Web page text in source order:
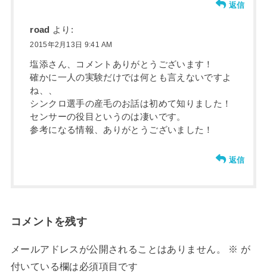
返信
road より:
2015年2月13日 9:41 AM
塩添さん、コメントありがとうございます！
確かに一人の実験だけでは何とも言えないですよ
ね、、
シンクロ選手の産毛のお話は初めて知りました！
センサーの役目というのは凄いです。
参考になる情報、ありがとうございました！
返信
コメントを残す
メールアドレスが公開されることはありません。 ※ が
付いている欄は必須項目です